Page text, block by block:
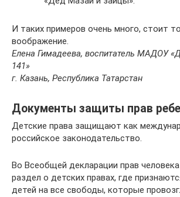
И таких примеров очень много, стоит
воображение.
Елена Гимадеева, воспитатель МАДОУ
141»
г. Казань, Республика Татарстан
Документы защиты прав
Детские права защищают как
российское законодательство.
Во Всеобщей декларации прав
раздел о детских правах, где
детей на все свободы, которые